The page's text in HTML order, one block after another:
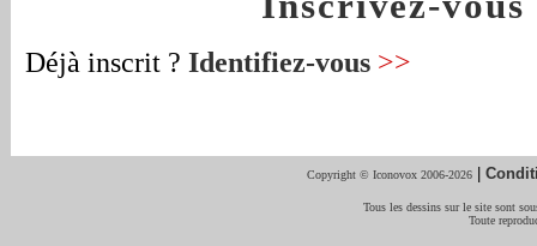
Déjà inscrit ? Identifiez-vous >>
Copyright © Iconovox 2006-2026 |
Tous les dessins sur le site sont
Toute